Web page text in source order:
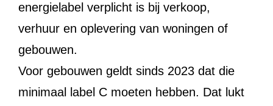
energielabel verplicht is bij verkoop,
verhuur en oplevering van woningen of
gebouwen.
Voor gebouwen geldt sinds 2023 dat die
minimaal label C moeten hebben. Dat lukt